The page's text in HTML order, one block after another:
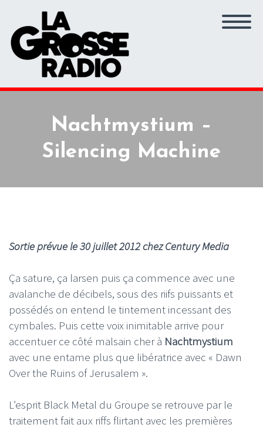
Nachtmystium –
Silencing Machine
Sortie prévue le 30 juillet 2012 chez Century Media
Ça sature, ça larsen puis ça commence avec une
avalanche de décibels, sous des riifs puissants et
possédés on entend le tintement incessant des
cymbales. Puis cette voix inimitable arrive pour
accentuer ce côté malsain cher à Nachtmystium
avec une entame plus que libératrice avec « Dawn
Over the Ruins of Jerusalem ».
L’esprit Black Metal du Groupe se retrouve par le
traitement fait aux riffs flirtant avec les premières